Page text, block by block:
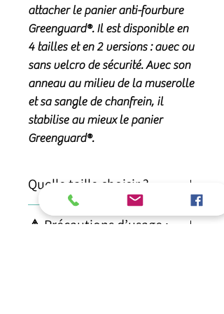
attacher le panier anti-fourbure
Greenguard®. Il est disponible en
4 tailleset en2 versions: avec ou
sans velcro de sécurité. Avec son
anneau au milieu de la muserolle
et sa sangle de chanfrein, il
stabiliseau mieux le panier
Greenguard®.
Quelle taille choisir ?
Shetland (48) pour shetlands
⚠️ Précautions d’usage :